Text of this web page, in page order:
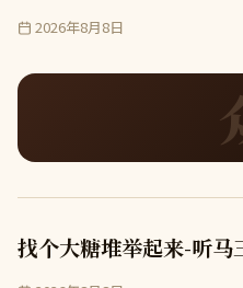
2026年8月8日
找个大糖堆举起来-听